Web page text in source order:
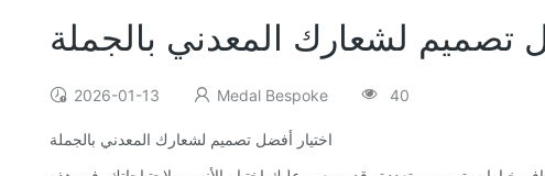
تصميم لشعارك المعدني بالجملة
2026-01-13 Medal Bespoke 40
اختيار أفضل تصميم لشعارك المعدني بالجملة